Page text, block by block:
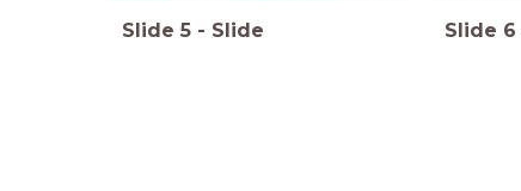
Slide 5 - Slide Slide 6